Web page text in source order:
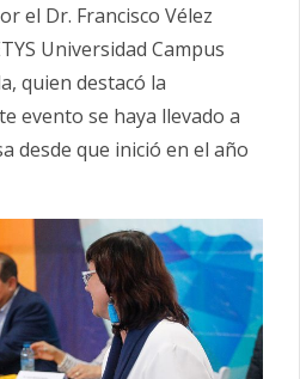
el Dr. Francisco Vélez
Universidad Campus
quien destacó la
evento se haya llevado a
desde que inició en el año